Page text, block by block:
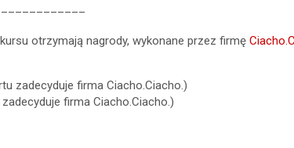
otrzymają nagrody, wykonane przez firmę
zadecyduje firma Ciacho.Ciacho.)
firma Ciacho.Ciacho.)